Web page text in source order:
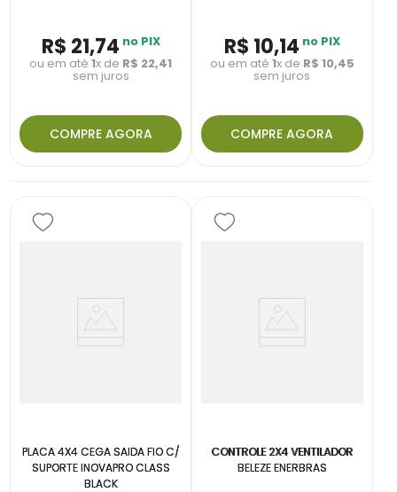
R$ 21,74 no PIX
ou em até1x de R$ 22,41
sem juros
COMPRE AGORA
R$ 10,14 no PIX
ou em até 1x de R$ 10,45
sem juros
COMPRE AGORA
PLACA 4X4 CEGA SAIDA FIO C/
SUPORTE INOVAPRO CLASS
BLACK
CONTROLE 2X4 VENTILADOR
BELEZE ENERBRAS